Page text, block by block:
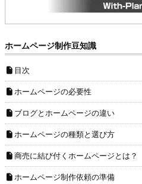
ホームページ制作豆知識
目次
ホームページの必要性
ブログとホームページの違い
ホームページの種類と選び方
商売に結び付くホームページとは？
ホームページ制作依頼の準備